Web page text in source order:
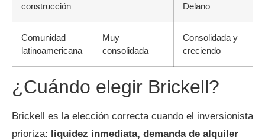
construcción
Delano
Comunidad
latinoamericana
Muy
consolidada
Consolidada y
creciendo
¿Cuándo elegir Brickell?
Brickell es la elección correcta cuando el inversionista
prioriza: liquidez inmediata, demanda de alquiler